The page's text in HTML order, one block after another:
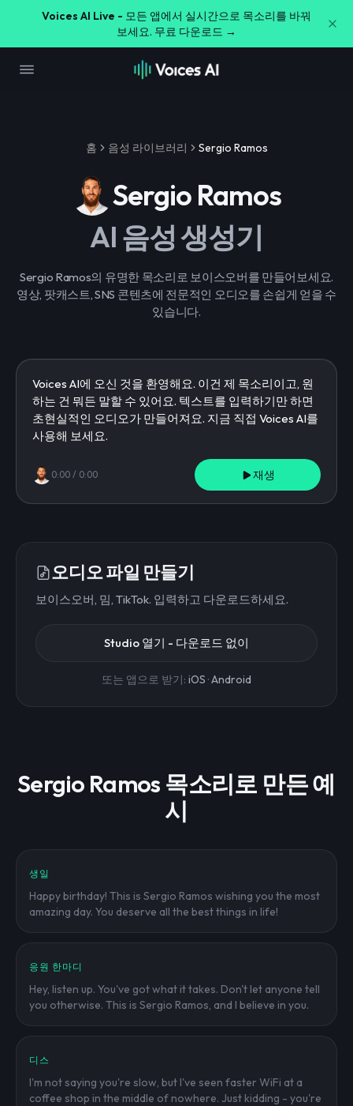
Voices AI Live - 모든 앱에서 실시간으로 목소리를 바꿔
보세요. 무료 다운로드 →
홈 음성 라이브러리 Sergio Ramos
Sergio Ramos
AI 음성 생성기
Sergio Ramos의 유명한 목소리로 보이스오버를 만들어보세요.
영상, 팟캐스트, SNS 콘텐츠에 전문적인 오디오를 손쉽게 얻을 수
있습니다.
0:00 / 0:00 재생
오디오 파일 만들기
보이스오버, 밈, TikTok. 입력하고 다운로드하세요.
Studio 열기 - 다운로드 없이
또는 앱으로 받기: iOS ·Android
Sergio Ramos 목소리로 만든 예
시
생일
Happy birthday! This is Sergio Ramos wishing you the most
amazing day. You deserve all the best things in life!
응원 한마디
Hey, listen up. You've got what it takes. Don't let anyone tell
you otherwise. This is Sergio Ramos, and I believe in you.
디스
I'm not saying you're slow, but I've seen faster WiFi at a
coffee shop in the middle of nowhere. Just kidding - you're